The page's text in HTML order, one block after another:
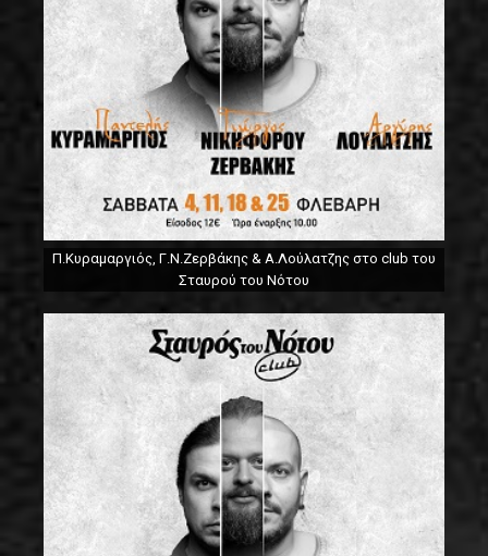
Π.Κυραμαργιός, Γ.Ν.Ζερβάκης & Α.Λούλατζης στο club του
Σταυρού του Νότου